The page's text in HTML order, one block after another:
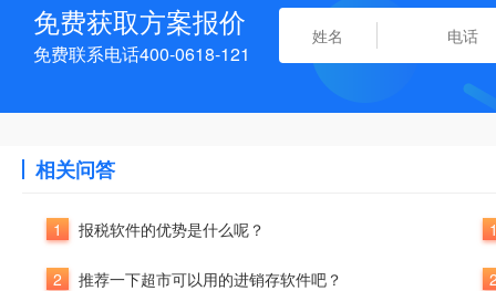
免费获取方案报价
免费联系电话400-0618-121
相关问答
1 报税软件的优势是什么呢？
2 推荐一下超市可以用的进销存软件吧？